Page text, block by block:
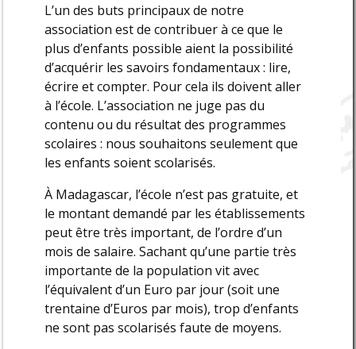
L’un des buts principaux de notre
association est de contribuer à ce que le
plus d’enfants possible aient la possibilité
d’acquérir les savoirs fondamentaux : lire,
écrire et compter. Pour cela ils doivent aller
à l’école. L’association ne juge pas du
contenu ou du résultat des programmes
scolaires : nous souhaitons seulement que
les enfants soient scolarisés.
À Madagascar, l’école n’est pas gratuite, et
le montant demandé par les établissements
peut être très important, de l’ordre d’un
mois de salaire. Sachant qu’une partie très
importante de la population vit avec
l’équivalent d’un Euro par jour (soit une
trentaine d’Euros par mois), trop d’enfants
ne sont pas scolarisés faute de moyens.